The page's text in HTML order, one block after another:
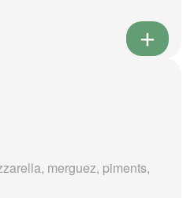
merguez, piments,